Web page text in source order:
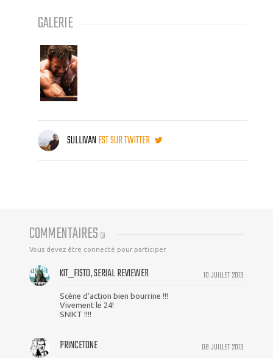
GALERIE
SULLIVANEST SUR TWITTER
COMMENTAIRES (5)
Vous devez être connecté pour participer
10 JUILLET 2013
KIT_FISTO, SERIAL REVIEWER
Scène d'action bien bourrine !!!
Vivement le 24!
SNIKT !!!!
08 JUILLET 2013
PRINCETONE